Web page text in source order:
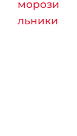
морози
льники